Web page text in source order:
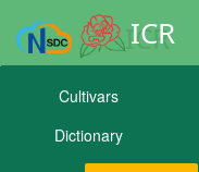
ICR
Cultivars
Dictionary